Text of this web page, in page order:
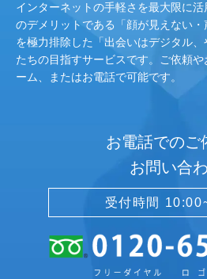
インターネットの手軽さを最大限に
のデメリットである「顔が見えない・
を極力排除した「出会いはデジタル
たちの目指すサービスです。ご依頼
ーム、またはお電話で可能です。
お電話でのご
お問い合
受付時間